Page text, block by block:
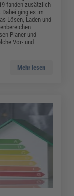
fanden zusätzlich
ging es im
Lösen, Laden und
Planer und
Vor- und
Mehr lesen